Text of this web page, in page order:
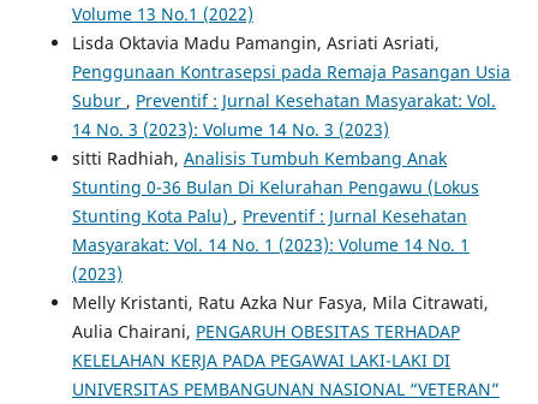
Volume 13 No.1 (2022)
Lisda Oktavia Madu Pamangin, Asriati Asriati,
Penggunaan Kontrasepsi pada Remaja Pasangan Usia
Subur , Preventif : Jurnal Kesehatan Masyarakat: Vol.
14 No. 3 (2023): Volume 14 No. 3 (2023)
sitti Radhiah, Analisis Tumbuh Kembang Anak
Stunting 0-36 Bulan Di Kelurahan Pengawu (Lokus
Stunting Kota Palu) , Preventif : Jurnal Kesehatan
Masyarakat: Vol. 14 No. 1 (2023): Volume 14 No. 1
(2023)
Melly Kristanti, Ratu Azka Nur Fasya, Mila Citrawati,
Aulia Chairani, PENGARUH OBESITAS TERHADAP
KELELAHAN KERJA PADA PEGAWAI LAKI-LAKI DI
UNIVERSITAS PEMBANGUNAN NASIONAL “VETERAN”